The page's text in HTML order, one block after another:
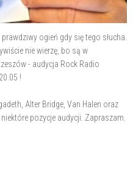
ogień gdy się tego słucha.
nie wierzę, bo są w
- audycja Rock Radio
!
Alter Bridge, Van Halen oraz
pozycje audycji. Zapraszam.